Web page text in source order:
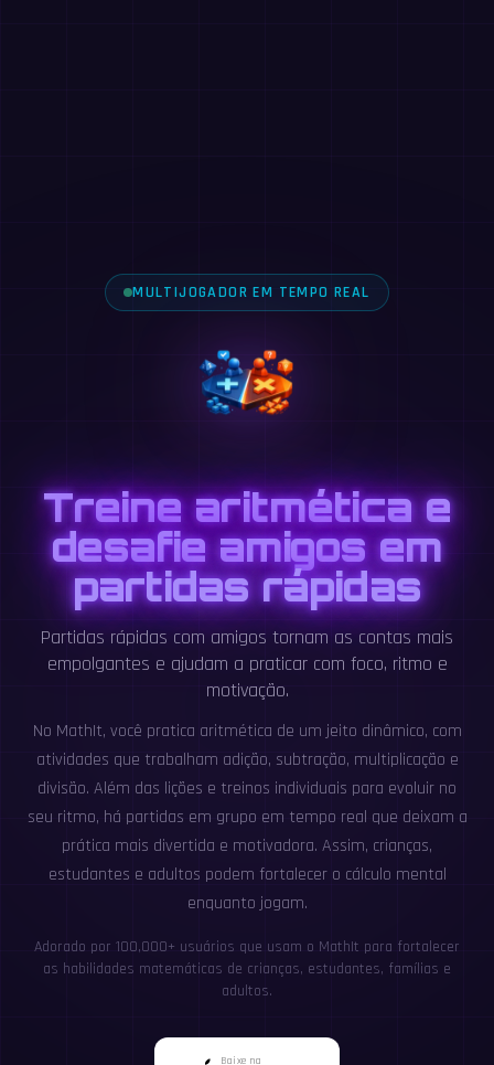
MULTIJOGADOR EM TEMPO REAL
Treine aritmética e
desafie amigos em
partidas rápidas
Partidas rápidas com amigos tornam as contas mais
empolgantes e ajudam a praticar com foco, ritmo e
motivação.
No MathIt, você pratica aritmética de um jeito dinâmico, com
atividades que trabalham adição, subtração, multiplicação e
divisão. Além das lições e treinos individuais para evoluir no
seu ritmo, há partidas em grupo em tempo real que deixam a
prática mais divertida e motivadora. Assim, crianças,
estudantes e adultos podem fortalecer o cálculo mental
enquanto jogam.
Adorado por 100,000+ usuários que usam o MathIt para fortalecer
as habilidades matemáticas de crianças, estudantes, famílias e
adultos.
Baixe na